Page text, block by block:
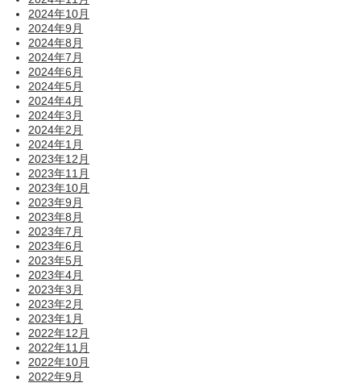
2024年10月
2024年9月
2024年8月
2024年7月
2024年6月
2024年5月
2024年4月
2024年3月
2024年2月
2024年1月
2023年12月
2023年11月
2023年10月
2023年9月
2023年8月
2023年7月
2023年6月
2023年5月
2023年4月
2023年3月
2023年2月
2023年1月
2022年12月
2022年11月
2022年10月
2022年9月